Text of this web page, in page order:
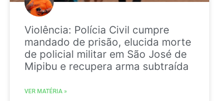
Violência: Polícia Civil cumpre
mandado de prisão, elucida morte
de policial militar em São José de
Mipibu e recupera arma subtraída
VER MATÉRIA »